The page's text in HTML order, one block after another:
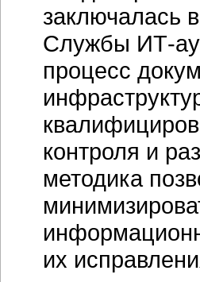
заключалась
Службы ИТ-
процесс
контроля и
методика
их